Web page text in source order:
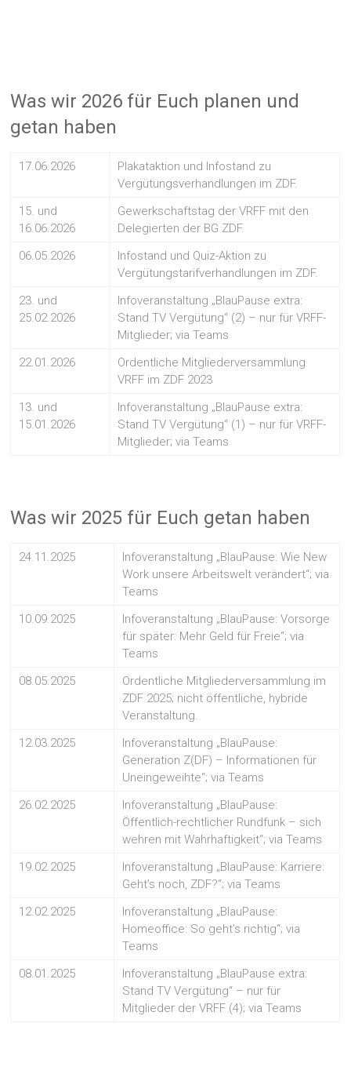
Was wir 2026 für Euch planen und
getan haben
17.06.2026
Plakataktion und Infostand zu
Vergütungsverhandlungen im ZDF.
15. und
16.06.2026
Gewerkschaftstag der VRFF mit den
Delegierten der BG ZDF.
06.05.2026
Infostand und Quiz-Aktion zu
Vergütungstarifverhandlungen im ZDF.
23. und
25.02.2026
Infoveranstaltung „BlauPause extra:
Stand TV Vergütung“ (2) – nur für VRFF-
Mitglieder; via Teams
22.01.2026
Ordentliche Mitgliederversammlung
VRFF im ZDF 2023
13. und
15.01.2026
Infoveranstaltung „BlauPause extra:
Stand TV Vergütung“ (1) – nur für VRFF-
Mitglieder; via Teams
Was wir 2025 für Euch getan haben
24.11.2025
Infoveranstaltung „BlauPause: Wie New
Work unsere Arbeitswelt verändert“; via
Teams
10.09.2025
Infoveranstaltung „BlauPause: Vorsorge
für später: Mehr Geld für Freie“; via
Teams
08.05.2025
Ordentliche Mitgliederversammlung im
ZDF 2025; nicht öffentliche, hybride
Veranstaltung.
12.03.2025
Infoveranstaltung „BlauPause:
Generation Z(DF) – Informationen für
Uneingeweihte“; via Teams
26.02.2025
Infoveranstaltung „BlauPause:
Öffentlich-rechtlicher Rundfunk – sich
wehren mit Wahrhaftigkeit“; via Teams
19.02.2025
Infoveranstaltung „BlauPause: Karriere:
Geht’s noch, ZDF?“; via Teams
12.02.2025
Infoveranstaltung „BlauPause:
Homeoffice: So geht’s richtig“; via
Teams
08.01.2025
Infoveranstaltung „BlauPause extra:
Stand TV Vergütung“ – nur für
Mitglieder der VRFF (4); via Teams